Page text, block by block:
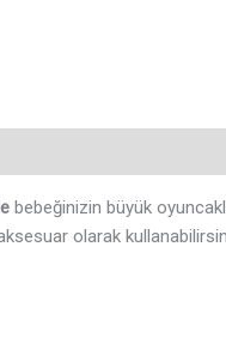
bebeğinizin büyük
olarak